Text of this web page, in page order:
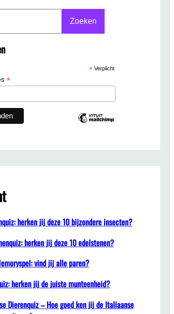
Zoeken
* Verplicht
*
herken jij deze 10 bijzondere insecten?
herken jij deze 10 edelstenen?
vind jij alle paren?
herken jij de juiste munteenheid?
Dierenquiz – Hoe goed ken jij de Italiaanse